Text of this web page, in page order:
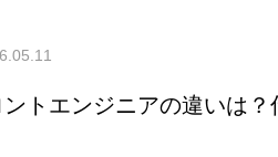
トエンジニアの違いは